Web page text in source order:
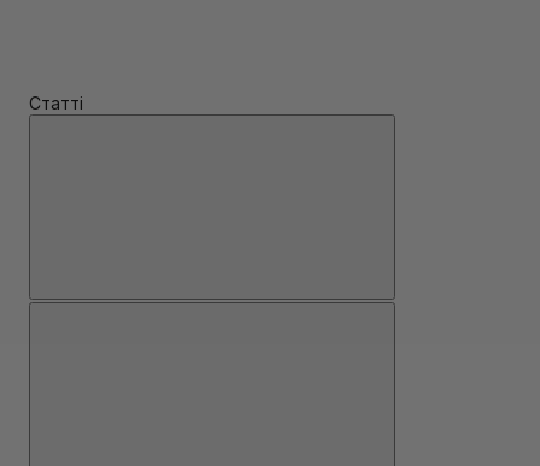
Статті